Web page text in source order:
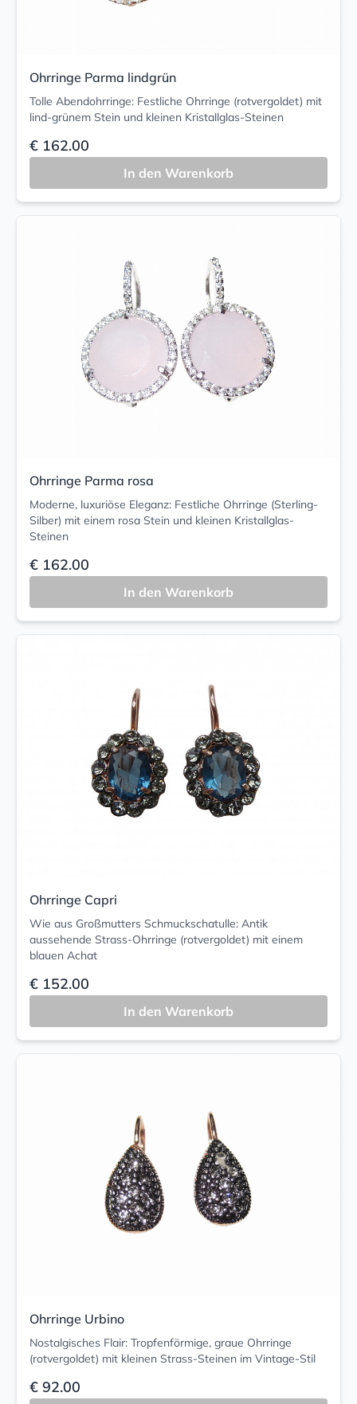
Ohrringe Parma lindgrün
Tolle Abendohrringe: Festliche Ohrringe (rotvergoldet) mit
lind-grünem Stein und kleinen Kristallglas-Steinen
€ 162.00
In den Warenkorb
Ohrringe Parma rosa
Moderne, luxuriöse Eleganz: Festliche Ohrringe (Sterling-
Silber) mit einem rosa Stein und kleinen Kristallglas-
Steinen
€ 162.00
In den Warenkorb
Ohrringe Capri
Wie aus Großmutters Schmuckschatulle: Antik
aussehende Strass-Ohrringe (rotvergoldet) mit einem
blauen Achat
€ 152.00
In den Warenkorb
Ohrringe Urbino
Nostalgisches Flair: Tropfenförmige, graue Ohrringe
(rotvergoldet) mit kleinen Strass-Steinen im Vintage-Stil
€ 92.00